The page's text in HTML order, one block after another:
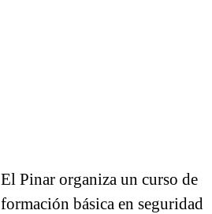
El Pinar organiza un curso de
formación básica en seguridad